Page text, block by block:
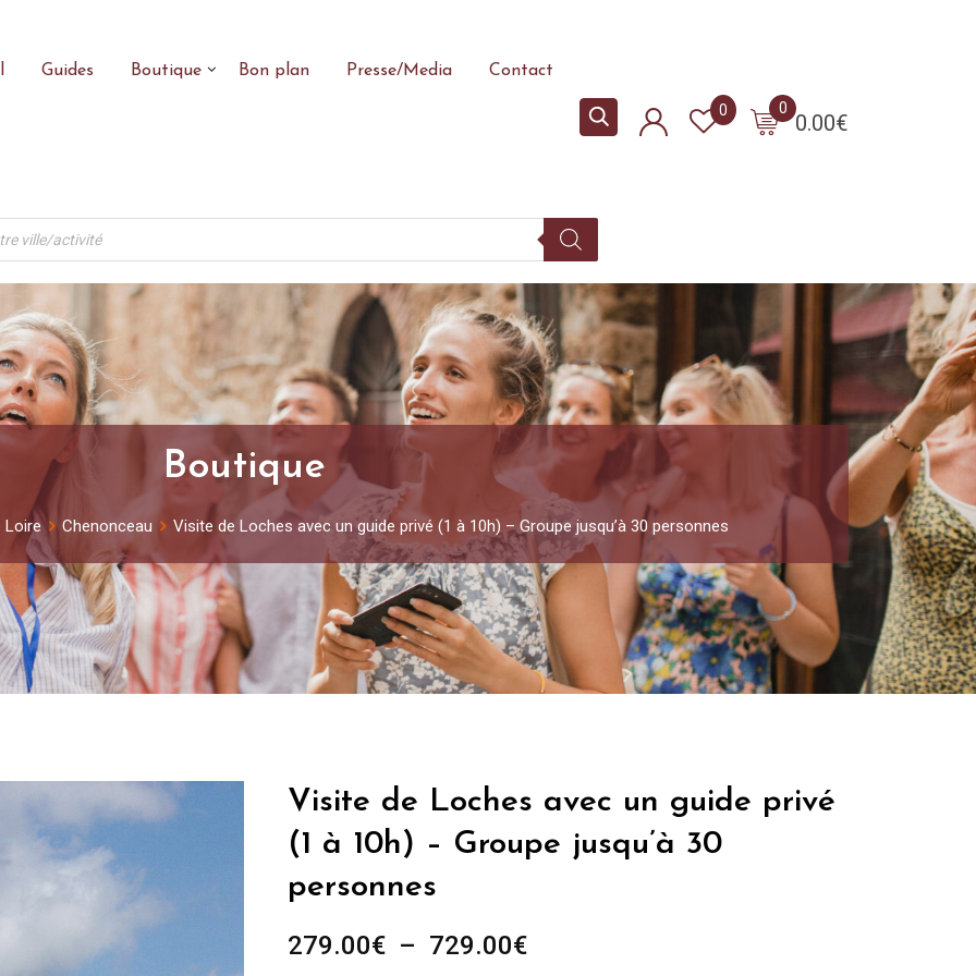
Guides Boutique Bon plan Presse/Media Contact
0.00€
0
0
Boutique
Loire Chenonceau Visite de Loches avec un guide privé (1 à 10h) – Groupe jusqu’à 30 personnes
Visite de Loches avec un guide privé
(1 à 10h) – Groupe jusqu’à 30
personnes
279.00€ – 729.00€Plage